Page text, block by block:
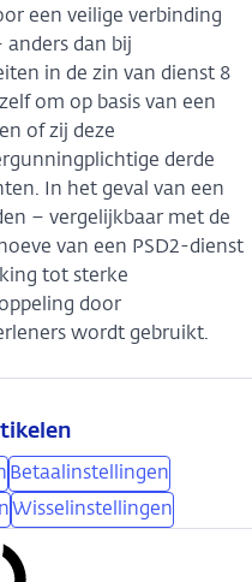
een veilige verbinding
anders dan bij
in de zin van dienst 8
om op basis van een
of zij deze
derde
In het geval van een
– vergelijkbaar met de
van een PSD2-dienst
tot sterke
door
wordt gebruikt.
Betaalinstellingen
Wisselinstellingen